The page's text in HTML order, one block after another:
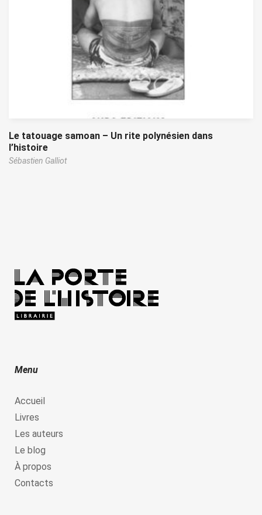
Le tatouage samoan – Un rite polynésien dans
l’histoire
Sébastien Galliot
Menu
Accueil
Livres
Les auteurs
Le blog
À propos
Contacts